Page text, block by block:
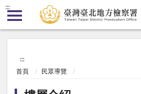
:::
:::
首頁 民眾導覽